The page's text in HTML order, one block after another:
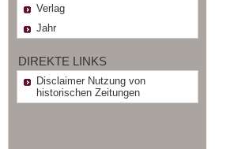
Verlag
Jahr
DIREKTE LINKS
Disclaimer Nutzung von
historischen Zeitungen